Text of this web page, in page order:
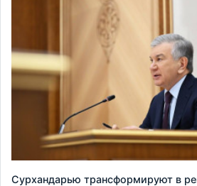
Сурхандарью трансформируют в